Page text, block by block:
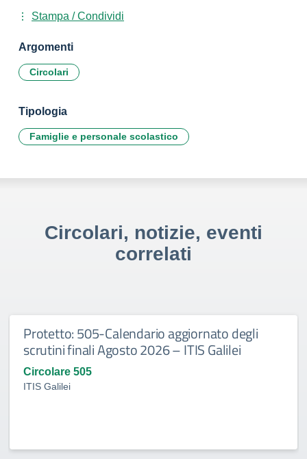
Stampa / Condividi
Argomenti
Circolari
Tipologia
Famiglie e personale scolastico
Circolari, notizie, eventi
correlati
Protetto: 505-Calendario aggiornato degli
scrutini finali Agosto 2026 – ITIS Galilei
Circolare 505
ITIS Galilei